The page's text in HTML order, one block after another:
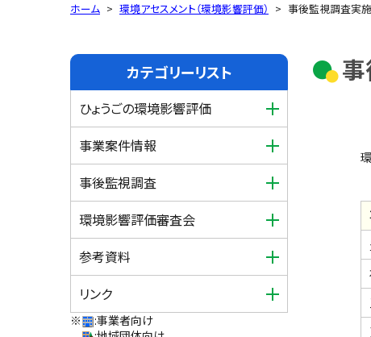
ホーム 環境アセスメント（環境影響評価） 事後監視調査実
カテゴリーリスト
ひょうごの環境影響評価
事業案件情報
事後監視調査
環境影響評価審査会
参考資料
リンク
※
:事業者向け